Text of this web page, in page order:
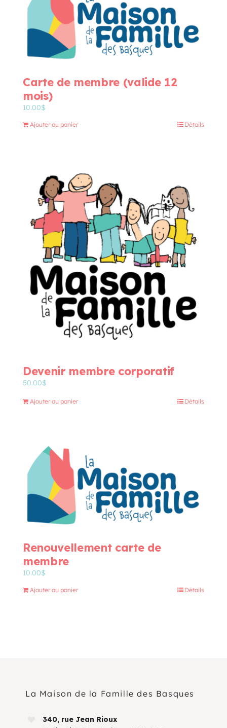
OFFRES D’EMPLOI
Carte de membre (valide 12
mois)
10.00$
Ajouter au panier Détails
Devenir membre corporatif
50.00$
Ajouter au panier Détails
Renouvellement carte de
membre
10.00$
Ajouter au panier Détails
La Maison de la Famille des Basques
340, rue Jean Rioux